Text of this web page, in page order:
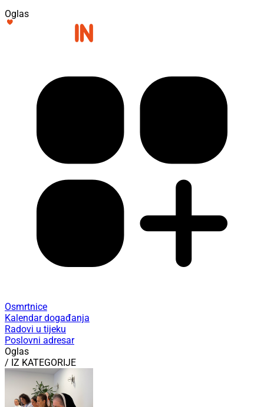
Oglas
Osmrtnice
Kalendar događanja
Radovi u tijeku
Poslovni adresar
Oglas
/ IZ KATEGORIJE